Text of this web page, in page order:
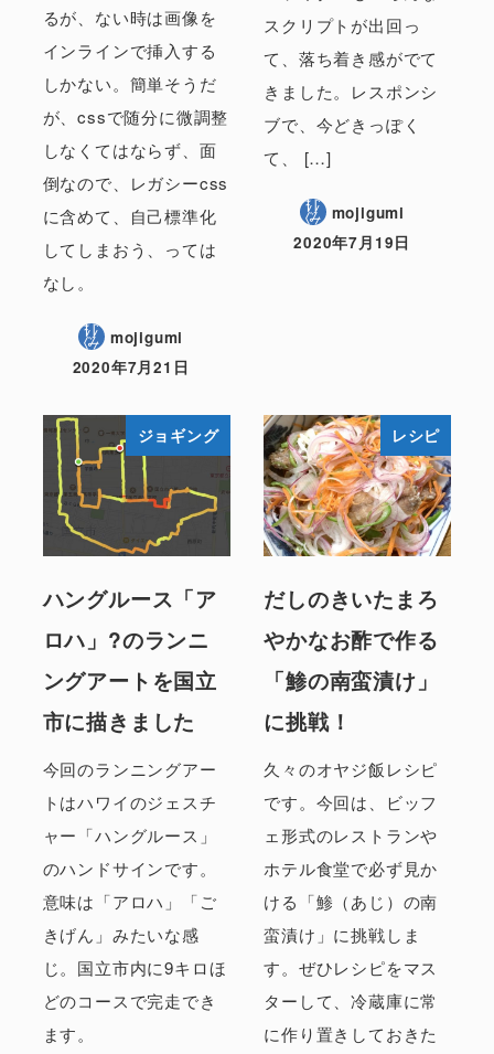
るが、ない時は画像を
インラインで挿入する
しかない。簡単そうだ
が、cssで随分に微調整
しなくてはならず、面
倒なので、レガシーcss
に含めて、自己標準化
してしまおう、っては
なし。
mojigumi
2020年7月21日
スクリプトが出回っ
て、落ち着き感がでて
きました。レスポンシ
ブで、今どきっぽく
て、 […]
mojigumi
2020年7月19日
ジョギング
ハングルース「ア
ロハ」?のランニ
ングアートを国立
市に描きました
今回のランニングアー
トはハワイのジェスチ
ャー「ハングルース」
のハンドサインです。
意味は「アロハ」「ご
きげん」みたいな感
じ。国立市内に9キロほ
どのコースで完走でき
ます。
レシピ
だしのきいたまろ
やかなお酢で作る
「鯵の南蛮漬け」
に挑戦！
久々のオヤジ飯レシピ
です。今回は、ビッフ
ェ形式のレストランや
ホテル食堂で必ず見か
ける「鯵（あじ）の南
蛮漬け」に挑戦しま
す。ぜひレシピをマス
ターして、冷蔵庫に常
に作り置きしておきた